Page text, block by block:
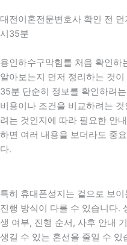
대전이혼전문변호사 확인 전
시35분
용인하수구막힘를 처음 확인하
알아보는지 먼저 정리하는 것
35분 단순히 정보를 확인하려
비용이나 조건을 비교하려는
려는 것인지에 따라 필요한 안
하면 여러 내용을 보더라도 중
다.
특히 휴대폰성지는 겉으로 보
진행 방식이 다를 수 있습니다.
생 여부, 진행 순서, 사후 안내
생길 수 있는 혼선을 줄일 수